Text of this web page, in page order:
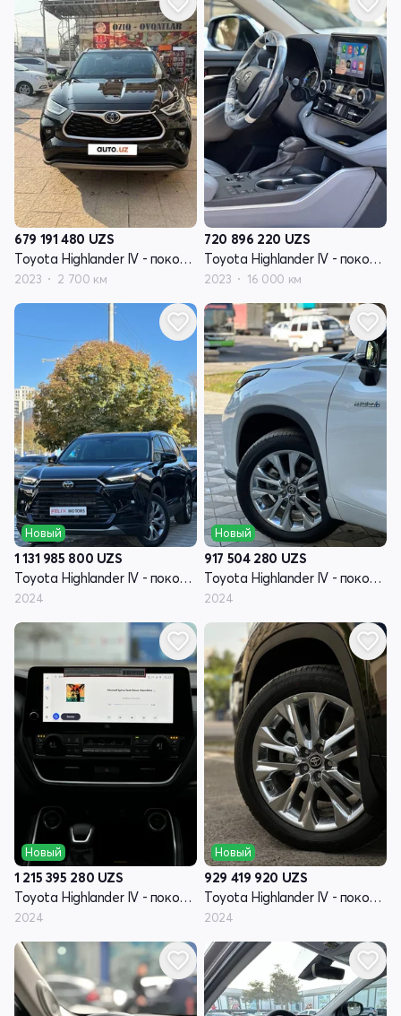
679 191 480 UZS
Toyota Highlander IV - поколение (U70)
2023 2 700 км
720 896 220 UZS
Toyota Highlander IV - поколение (U70)
2023 16 000 км
Новый
1 131 985 800 UZS
Toyota Highlander IV - поколение (U70)
2024
Новый
917 504 280 UZS
Toyota Highlander IV - поколение (U70)
2024
Новый
1 215 395 280 UZS
Toyota Highlander IV - поколение (U70)
2024
Новый
929 419 920 UZS
Toyota Highlander IV - поколение (U70)
2024